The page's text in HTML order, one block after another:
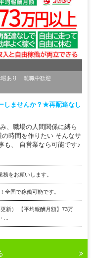
あり
離職中歓迎
しませんか？★再配達なし
、職場の人間関係に縛ら
時間を作りたい そんなサ
も、 自営業なら可能です♪
をお願いします。
全国で稼働可能です。
新） 【平均報酬月額】73万
...